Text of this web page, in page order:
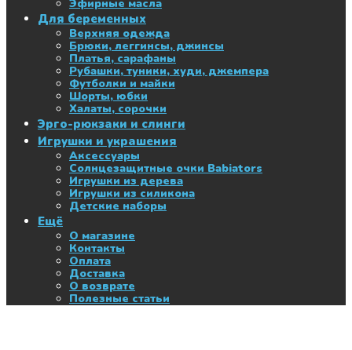
Эфирные масла
Для беременных
Верхняя одежда
Брюки, леггинсы, джинсы
Платья, сарафаны
Рубашки, туники, худи, джемпера
Футболки и майки
Шорты, юбки
Халаты, сорочки
Эрго-рюкзаки и слинги
Игрушки и украшения
Аксессуары
Солнцезащитные очки Babiators
Игрушки из дерева
Игрушки из силикона
Детские наборы
Ещё
О магазине
Контакты
Оплата
Доставка
О возврате
Полезные статьи